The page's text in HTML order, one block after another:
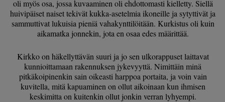
oli myös osa, jossa kuvaaminen oli ehdottomasti kielletty. Siellä
huivipäiset naiset tekivät kukka-asetelmia ikoneille ja sytyttivät ja
sammuttivat lukuisia pieniä vahakynttilöitään. Kurkistus oli kuin
aikamatka jonnekin, jota en osaa edes määrittää.
Kirkko on häkellyttävän suuri ja jo sen ulkorappuset laittavat
kunnioittamaan rakennuksen jykevyyttä. Nimittäin minä
pitkäkoipinenkin sain oikeasti harppoa portaita, ja voin vain
kuvitella, mitä kapuaminen on ollut aikoinaan kun ihmisen
keskimitta on kuitenkin ollut jonkin verran lyhyempi.